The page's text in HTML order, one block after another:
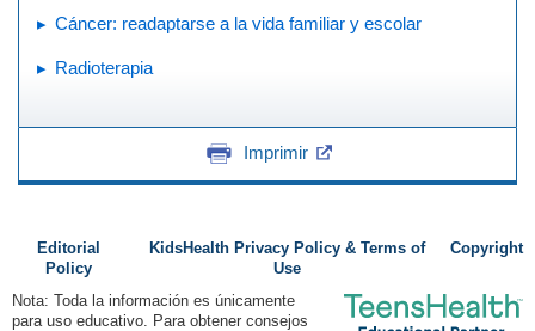
Cáncer: readaptarse a la vida familiar y escolar
Radioterapia
Imprimir
Editorial
Policy
KidsHealth Privacy Policy & Terms of
Use
Copyright
Nota: Toda la información es únicamente
para uso educativo. Para obtener consejos